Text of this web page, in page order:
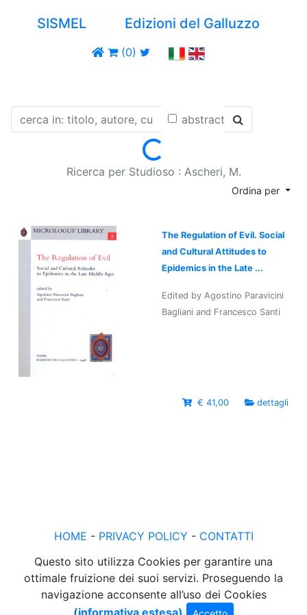
SISMEL Edizioni del Galluzzo
(0)
abstract
Loading...
Ricerca per Studioso : Ascheri, M.
Ordina per
The Regulation of Evil. Social
and Cultural Attitudes to
Epidemics in the Late ...
Edited by Agostino Paravicini
Bagliani and Francesco Santi
€ 41,00 dettagli
HOME - PRIVACY POLICY - CONTATTI
Questo sito utilizza Cookies per garantire una
ottimale fruizione dei suoi servizi. Proseguendo la
navigazione acconsente all’uso dei Cookies
(informativa estesa)